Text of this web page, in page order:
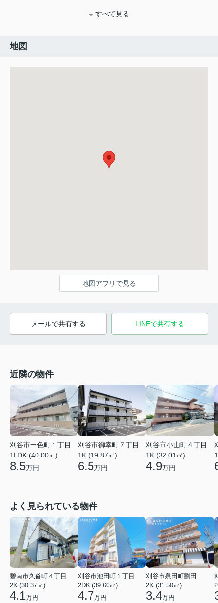
すべて見る
地図
地図アプリで見る
メールで共有する LINEで共有する
近隣の物件
刈谷市一色町１丁目
1LDK (40.00㎡)
8.5万円
刈谷市御幸町７丁目
1K (19.87㎡)
6.5万円
刈谷市小山町４丁目
1K (32.01㎡)
4.9万円
よく見られている物件
碧南市久沓町４丁目
2K (30.37㎡)
4.1万円
刈谷市池田町１丁目
2DK (39.60㎡)
4.7万円
刈谷市泉田町割田
2K (31.50㎡)
3.4万円